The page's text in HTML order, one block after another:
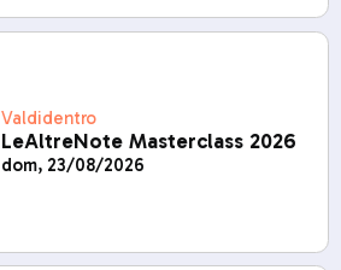
Valdidentro
LeAltreNote Masterclass 2026
dom, 23/08/2026